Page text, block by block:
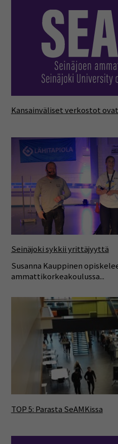
Kansainväliset verkostot
Seinäjoki sykkii yrittäjyyttä
Susanna Kauppinen
ammattikorkeakoulussa...
TOP 5: Parasta SeAMKissa